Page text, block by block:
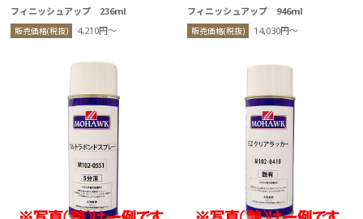
フィニッシュアップ 236ml
販売価格(税抜) 4,210円〜
フィニッシュアップ 946ml
販売価格(税抜) 14,030円〜